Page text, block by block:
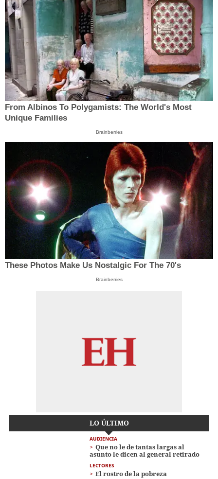
From Albinos To Polygamists: The World's Most
Unique Families
Brainberries
These Photos Make Us Nostalgic For The 70's
Brainberries
LO ÚLTIMO
AUDIENCIA
Que no le de tantas largas al
asunto le dicen al general retirado
LECTORES
El rostro de la pobreza